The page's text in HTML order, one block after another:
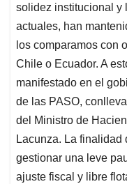
solidez institucional y
actuales, han
los comparamos con
Chile o Ecuador. A
manifestado en el
de las PASO,
del Ministro de
Lacunza. La finalidad
gestionar una leve
ajuste fiscal y libre